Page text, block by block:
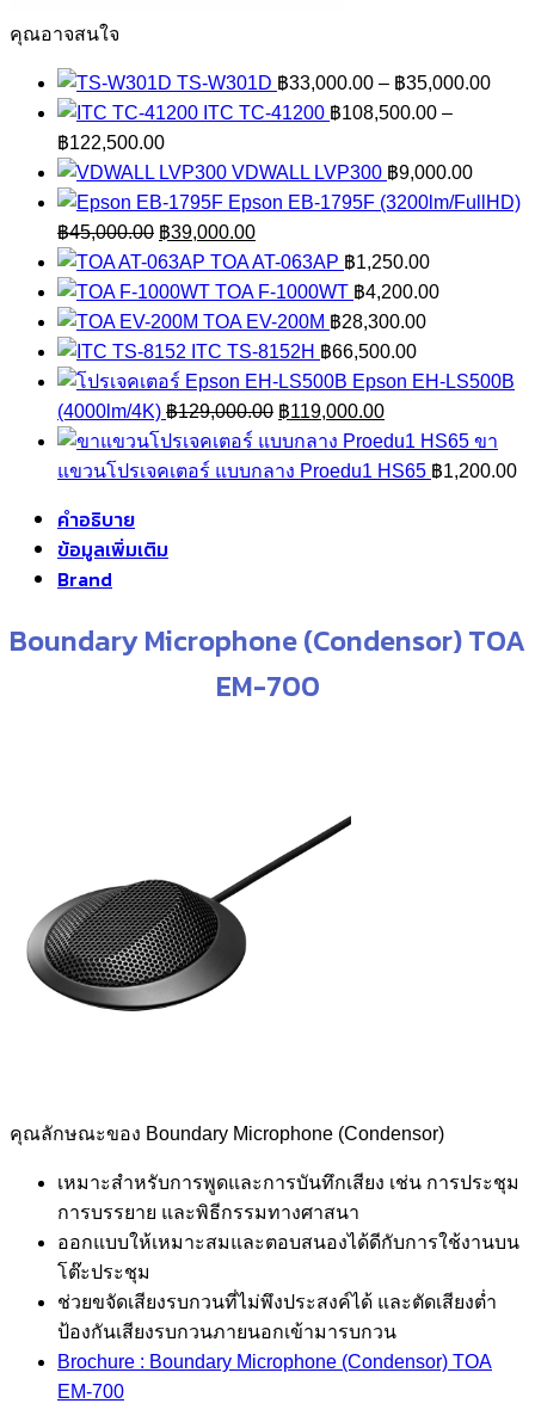
คุณอาจสนใจ
TS-W301D ฿33,000.00 – ฿35,000.00Price
฿
ITC TC-41200 ฿108,500.00 –
฿122,500.00Price
range:
฿108,500.00
through
฿122,500.00
VDWALL LVP300 ฿9,000.00
Epson EB-1795F (3200lm/FullHD)
฿45,000.00 Original
price
was:
฿45,000.00.
฿39,000.00Current
price
is:
฿39,000.00.
TOA AT-063AP ฿1,250.00
TOA F-1000WT ฿4,200.00
TOA EV-200M ฿28,300.00
ITC TS-8152H ฿66,500.00
Epson EH-LS500B
(4000lm/4K) ฿129,000.00 Original
price
was:
฿119,000.00Current
price
is:
ขา
แขวนโปรเจคเตอร์ แบบกลาง Proedu1 HS65 ฿1,200.00
คำอธิบาย
ข้อมูลเพิ่มเติม
Brand
Boundary Microphone (Condensor) TOA
EM-700
คุณลักษณะของ Boundary Microphone (Condensor)
เหมาะสำหรับการพูดและการบันทึกเสียง เช่น การประชุม
การบรรยาย และพิธีกรรมทางศาสนา
ออกแบบให้เหมาะสมและตอบสนองได้ดีกับการใช้งานบน
โต๊ะประชุม
ช่วยขจัดเสียงรบกวนที่ไม่พึงประสงค์ได้ และตัดเสียงต่ำ
ป้องกันเสียงรบกวนภายนอกเข้ามารบกวน
Brochure : Boundary Microphone (Condensor) TOA
EM-700